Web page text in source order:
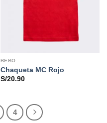
BEBO
Chaqueta MC Rojo
S/20.90
4